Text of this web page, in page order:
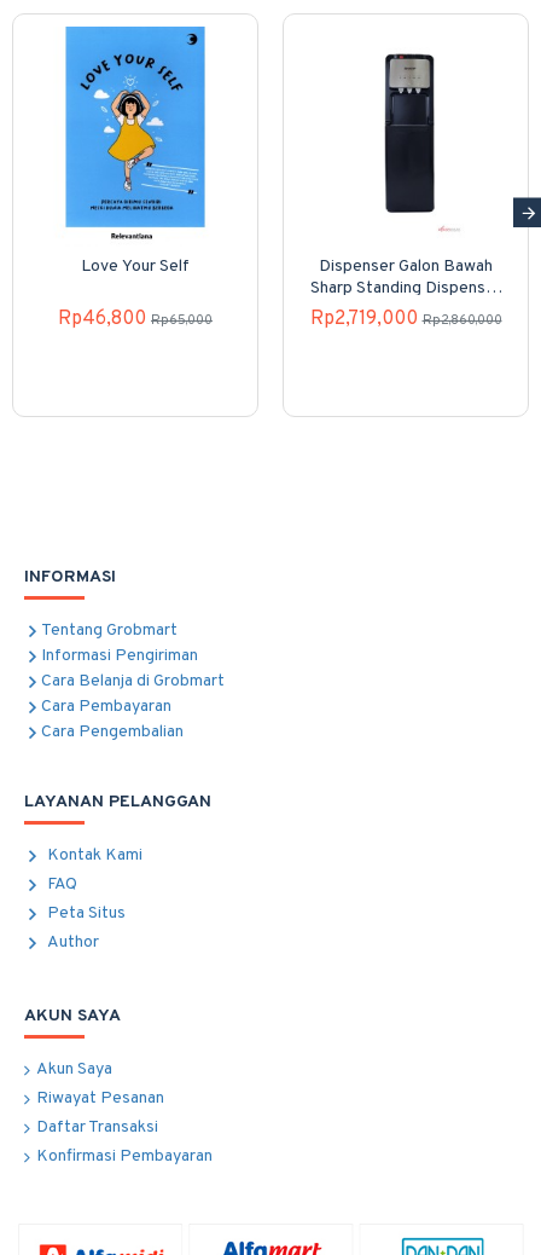
Love Your Self
Rp46,800 Rp65,000
Dispenser Galon Bawah
Sharp Standing Dispenser
SWD-82EHL-PB
Rp2,719,000 Rp2,860,000
INFORMASI
Tentang Grobmart
Informasi Pengiriman
Cara Belanja di Grobmart
Cara Pembayaran
Cara Pengembalian
LAYANAN PELANGGAN
Kontak Kami
FAQ
Peta Situs
Author
AKUN SAYA
Akun Saya
Riwayat Pesanan
Daftar Transaksi
Konfirmasi Pembayaran